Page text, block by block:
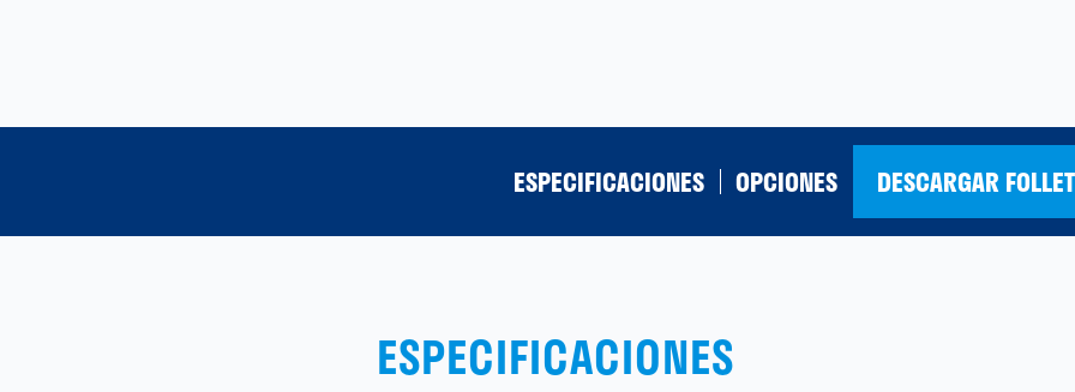
ESPECIFICACIONES OPCIONES DESCARGAR
ESPECIFICACIONES